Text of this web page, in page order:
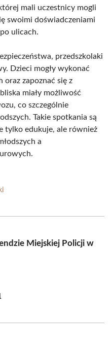
mali uczestnicy mogli
swoimi doświadczeniami
ulicach.
przedszkolaki
Dzieci mogły wykonać
zapoznać się z
miały możliwość
co szczególnie
Takie spotkania są
tylko edukuje, ale również
a
Miejskiej Policji w